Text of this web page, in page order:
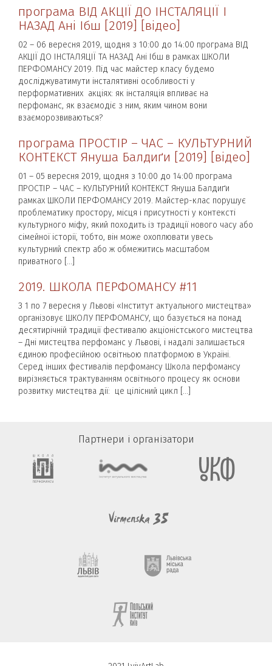
програма ВІД АКЦІЇ ДО ІНСТАЛЯЦІЇ І
НАЗАД Ані Ібш [2019] [відео]
02 – 06 вересня 2019, щодня з 10:00 до 14:00 програма ВІД
АКЦІЇ ДО ІНСТАЛЯЦІЇ ТА НАЗАД Ані Ібш в рамках ШКОЛИ
ПЕРФОМАНСУ 2019. Під час майстер класу будемо
досліджуватимути інсталятивні особливості у
перформативних акціях: як інсталяція впливає на
перфоманс, як взаємодіє з ним, яким чином вони
взаєморозвиваються?
програма ПРОСТІР – ЧАС – КУЛЬТУРНИЙ
КОНТЕКСТ Януша Балдиґи [2019] [відео]
01 – 05 вересня 2019, щодня з 10:00 до 14:00 програма
ПРОСТІР – ЧАС – КУЛЬТУРНИЙ КОНТЕКСТ Януша Балдиґи
рамках ШКОЛИ ПЕРФОМАНСУ 2019. Майстер-клас порушує
проблематику простору, місця і присутності у контексті
культурного міфу, який походить із традиції нового часу або
сімейної історії, тобто, він може охоплювати увесь
культурний спектр або ж обмежитись масштабом
приватного […]
2019. ШКОЛА ПЕРФОМАНСУ #11
З 1 по 7 вересня у Львові «Інститут актуального мистецтва»
організовує ШКОЛУ ПЕРФОМАНСУ, що базується на понад
десятирічній традиції фестивалю акціоністського мистецтва
– Дні мистецтва перфоманс у Львові, і надалі залишається
єдиною професійною освітньою платформою в Україні.
Серед інших фестивалів перфомансу Школа перфомансу
вирізняється трактуванням освітнього процесу як основи
розвитку мистецтва дії: це цілісний цикл […]
Партнери і організатори